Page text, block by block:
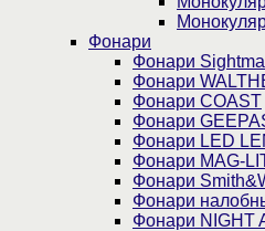
Фонари
Фонари
Фонари
Фонари COAST
Фонари
Фонари LED
Фонари MAG-
Фонари
Фонари
Фонари NIGHT